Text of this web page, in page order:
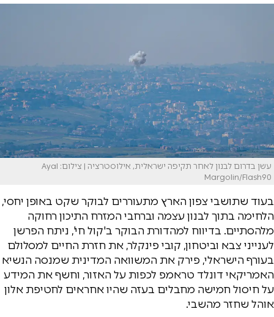
עשן בדרום לבנון לאחר תקיפה ישראלית, אילוסטרציה | צילום: Ayal
Margolin/Flash90
בעוד שתושבי צפון הארץ מתעוררים לבוקר שקט באופן יחסי,
הלחימה בתוך לבנון עצמה וברחבי המזרח התיכון רחוקה
מלהסתיים. בדיווח למהדורת הבוקר ב'קול חי', ניתח הפרשן
לענייני צבא וביטחון, קובי פינקלר, את חזרת החיים למסלולם
בעורף הישראלי, פירק את המשוואה המדינית שמנסה הנשיא
האמריקאי דונלד טראמפ לכפות על האזור, וחשף את המידע
על חיסול חמישה מחבלים בעזה שהיו אחראים לחטיפת אלון
אוהל שחזר מהשבי.